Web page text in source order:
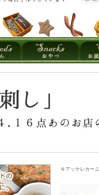
キアッケレカーニ